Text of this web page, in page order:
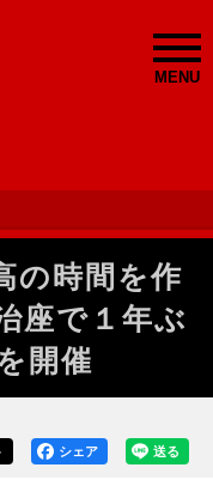
MENU
の時間を作
座で１年ぶ
開催
送る
シェア